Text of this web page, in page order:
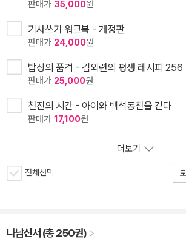
판매가 35,000원
기사쓰기 워크북 - 개정판
판매가 24,000원
밥상의 품격 - 김외련의 평생 레시피 256
판매가 25,000원
천진의 시간 - 아이와 백석동천을 걷다
판매가 17,100원
더보기
전체선택
나남신서 (총 250권)